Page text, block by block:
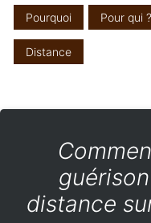
Pourquoi Pour qui ?
Distance
distance